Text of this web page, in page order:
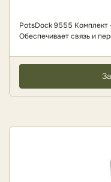
PotsDock 9555 Комплект
Обеспечивает связь и